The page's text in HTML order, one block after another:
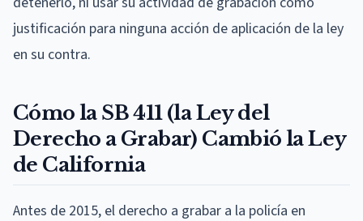
justificación para ninguna acción de aplicación de la ley
en su contra.
Cómo la SB 411 (la Ley del
Derecho a Grabar) Cambió la Ley
de California
Antes de 2015, el derecho a grabar a la policía en